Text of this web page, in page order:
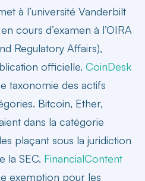
à l’université Vanderbilt
cours d’examen à l’OIRA
Regulatory Affairs),
officielle. CoinDesk
taxonomie des actifs
Bitcoin, Ether,
dans la catégorie
plaçant sous la juridiction
la SEC. FinancialContent
exemption pour les